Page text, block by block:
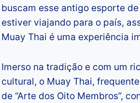
buscam esse antigo esporte
estiver viajando para o país,
Muay Thai é uma experiência
Imerso na tradição e com um
cultural, o Muay Thai,
de “Arte dos Oito Membros”,